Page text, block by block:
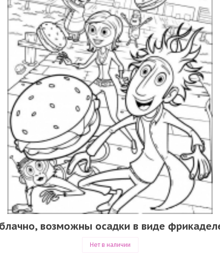
возможны осадки в виде
Нет в наличии